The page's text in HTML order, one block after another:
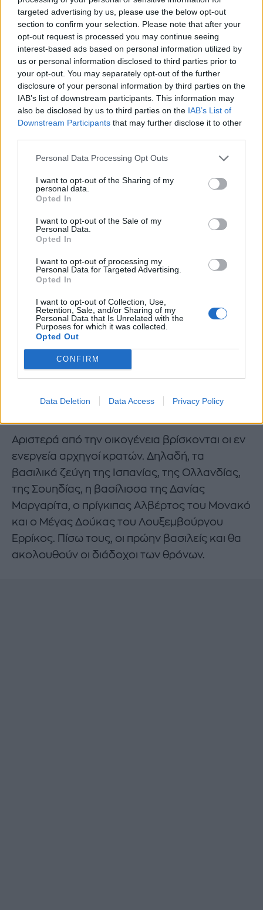
targeted advertising by us, please use the below opt-out
section to confirm your selection. Please note that after your
opt-out request is processed you may continue seeing
interest-based ads based on personal information utilized by
us or personal information disclosed to third parties prior to
your opt-out. You may separately opt-out of the further
disclosure of your personal information by third parties on the
IAB’s list of downstream participants. This information may
also be disclosed by us to third parties on the IAB’s List of
Downstream Participants that may further disclose it to other
Personal Data Processing Opt Outs
I want to opt-out of the Sharing of my
personal data.
Opted In
I want to opt-out of the Sale of my
Personal Data.
Opted In
I want to opt-out of processing my
Personal Data for Targeted Advertising.
Opted In
I want to opt-out of Collection, Use,
Retention, Sale, and/or Sharing of my
Personal Data that Is Unrelated with the
Purposes for which it was collected.
Opted Out
CONFIRM
Data Deletion Data Access Privacy Policy
H Marie Chantal και η Άννα Μαρία
Η Μarie Chantal φόρεσε μία μαύρη στέκα,
μαύρο top και ασορτί μαύρη φούστα μέχρι τον
αστράγαλο και η σύζυγος του εκλοπόντος με
Αριστερά από την οικογένεια βρίσκονται οι εν
ενεργεία αρχηγοί κρατών. Δηλαδή, τα
βασιλικά ζεύγη της Ισπανίας, της Ολλανδίας,
της Σουηδίας, η βασίλισσα της Δανίας
Μαργαρίτα, ο πρίγκιπας Αλβέρτος του Μονακό
και ο Μέγας Δούκας του Λουξεμβούργου
Ερρίκος. Πίσω τους, οι πρώην βασιλείς και θα
ακολουθούν οι διάδοχοι των θρόνων.